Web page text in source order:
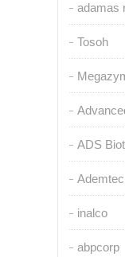
adamas
Tosoh
ADS
inalco
abpcorp